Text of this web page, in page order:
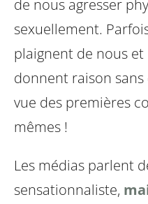
de nous agresser
sexuellement.
plaignent de nous
donnent raison
vue des premières
mêmes !
Les médias parlent
sensationnaliste,